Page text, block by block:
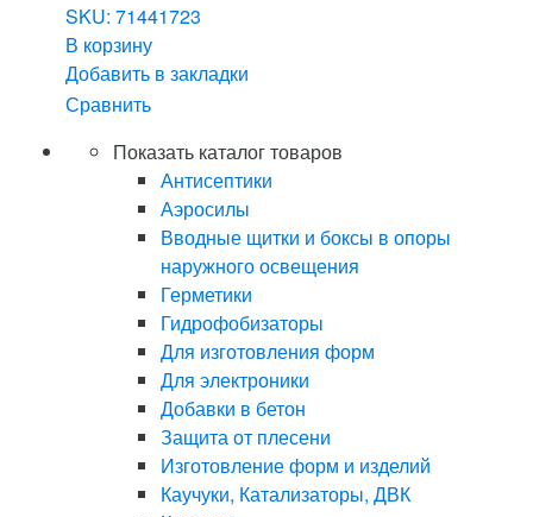
SKU: 71441723
В корзину
Добавить в закладки
Сравнить
Показать каталог товаров
Антисептики
Аэросилы
Вводные щитки и боксы в опоры
наружного освещения
Герметики
Гидрофобизаторы
Для изготовления форм
Для электроники
Добавки в бетон
Защита от плесени
Изготовление форм и изделий
Каучуки, Катализаторы, ДВК